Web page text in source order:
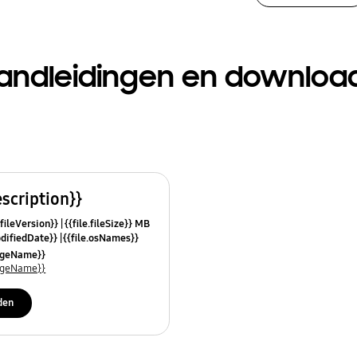
en
{{file.fileSize}} MB
{{file.osNames}}